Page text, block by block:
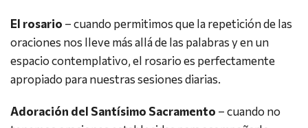
El rosario – cuando permitimos que la repetición de las
oraciones nos lleve más allá de las palabras y en un
espacio contemplativo, el rosario es perfectamente
apropiado para nuestras sesiones diarias.
Adoración del Santísimo Sacramento – cuando no